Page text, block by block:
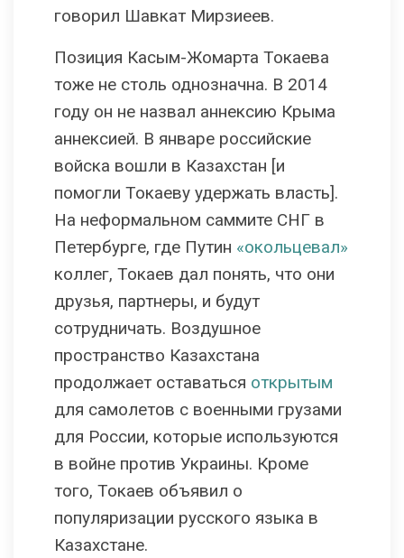
говорил Шавкат Мирзиеев.
Позиция Касым-Жомарта Токаева
тоже не столь однозначна. В 2014
году он не назвал аннексию Крыма
аннексией. В январе российские
войска вошли в Казахстан [и
помогли Токаеву удержать власть].
На неформальном саммите СНГ в
Петербурге, где Путин «окольцевал»
коллег, Токаев дал понять, что они
друзья, партнеры, и будут
сотрудничать. Воздушное
пространство Казахстана
продолжает оставаться открытым
для самолетов с военными грузами
для России, которые используются
в войне против Украины. Кроме
того, Токаев объявил о
популяризации русского языка в
Казахстане.